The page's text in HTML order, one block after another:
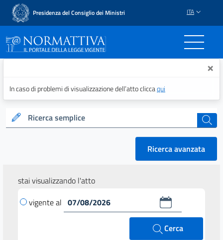
Presidenza del Consiglio dei Ministri ITA
Normattiva - Il portale ×
In caso di problemi di visualizzazione dell’atto cliccaqui
Ricerca semplice cerca
Ricerca avanzata
stai visualizzando l'atto
vigente al
Cerca